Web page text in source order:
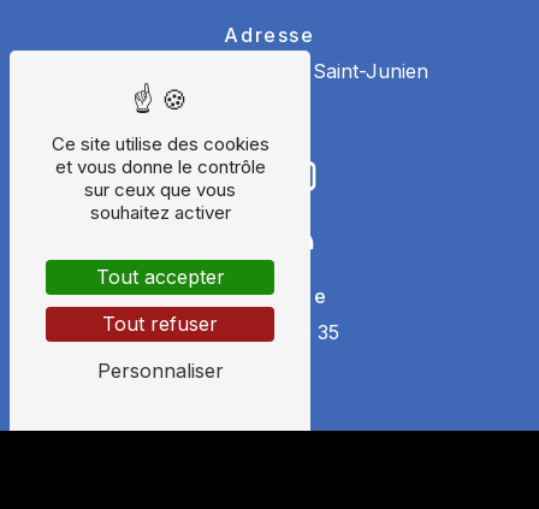
Adresse
87200 Saint-Junien
Téléphone
06 24 29 26 35
Ce site utilise des cookies
et vous donne le contrôle
sur ceux que vous
souhaitez activer
Tout accepter
Tout refuser
Personnaliser